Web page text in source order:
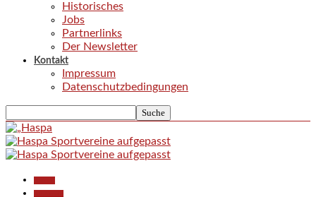
Historisches
Jobs
Partnerlinks
Der Newsletter
Kontakt
Impressum
Datenschutzbedingungen